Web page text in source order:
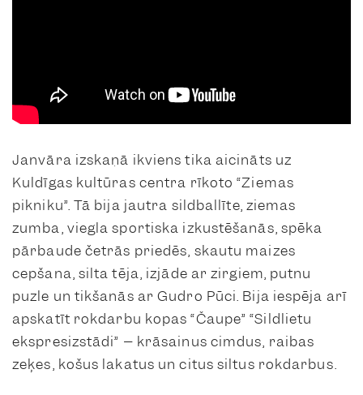
Janvāra izskaņā ikviens tika aicināts uz
Kuldīgas kultūras centra rīkoto “Ziemas
pikniku”. Tā bija jautra sildballīte, ziemas
zumba, viegla sportiska izkustēšanās, spēka
pārbaude četrās priedēs, skautu maizes
cepšana, silta tēja, izjāde ar zirgiem, putnu
puzle un tikšanās ar Gudro Pūci. Bija iespēja arī
apskatīt rokdarbu kopas “Čaupe” “Sildlietu
ekspresizstādi” – krāsainus cimdus, raibas
zeķes, košus lakatus un citus siltus rokdarbus.